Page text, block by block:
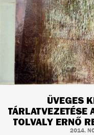
ÜVEGES
TÁRLATVEZETÉSE
TOLVALY ERNŐ
2014.